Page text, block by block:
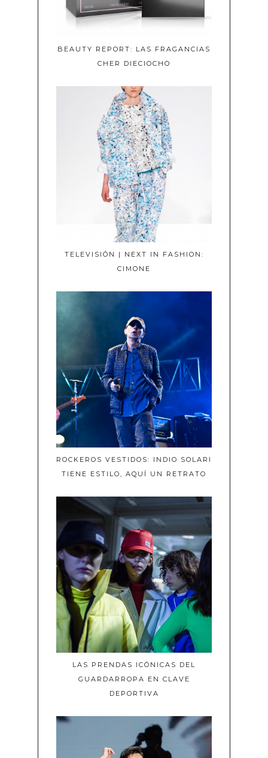
BEAUTY REPORT: LAS FRAGANCIAS
CHER DIECIOCHO
TELEVISIÓN | NEXT IN FASHION:
CIMONE
ROCKEROS VESTIDOS: INDIO SOLARI
TIENE ESTILO, AQUÍ UN RETRATO
LAS PRENDAS ICÓNICAS DEL
GUARDARROPA EN CLAVE
DEPORTIVA